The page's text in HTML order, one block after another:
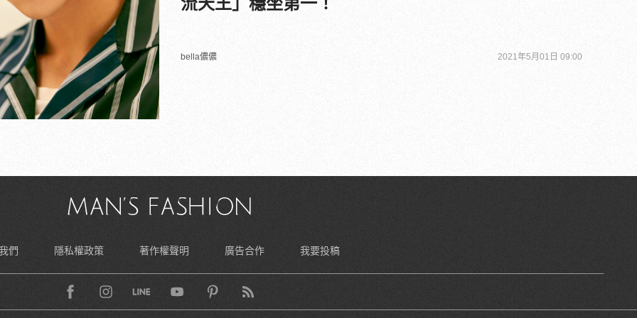
bella儂儂 2021年5月01日 09:00
們 隱私權政策 著作權聲明 廣告合作 我要投稿